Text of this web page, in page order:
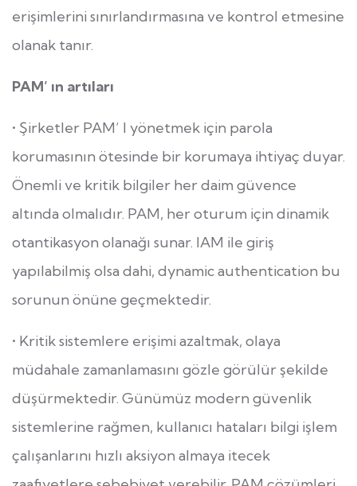
erişimlerini sınırlandırmasına ve kontrol etmesine
olanak tanır.
PAM’ ın artıları
• Şirketler PAM’ I yönetmek için parola
korumasının ötesinde bir korumaya ihtiyaç duyar.
Önemli ve kritik bilgiler her daim güvence
altında olmalıdır. PAM, her oturum için dinamik
otantikasyon olanağı sunar. IAM ile giriş
yapılabilmiş olsa dahi, dynamic authentication bu
sorunun önüne geçmektedir.
• Kritik sistemlere erişimi azaltmak, olaya
müdahale zamanlamasını gözle görülür şekilde
düşürmektedir. Günümüz modern güvenlik
sistemlerine rağmen, kullanıcı hataları bilgi işlem
çalışanlarını hızlı aksiyon almaya itecek